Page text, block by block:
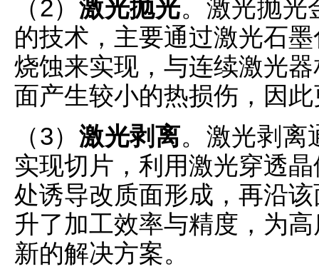
（2）激光抛光。激光抛光
的技术，主要通过激光石
烧蚀来实现，与连续激光
面产生较小的热损伤，因
（3）激光剥离。激光剥离
实现切片，利用激光穿透
处诱导改质面形成，再沿
升了加工效率与精度，为
新的解决方案。